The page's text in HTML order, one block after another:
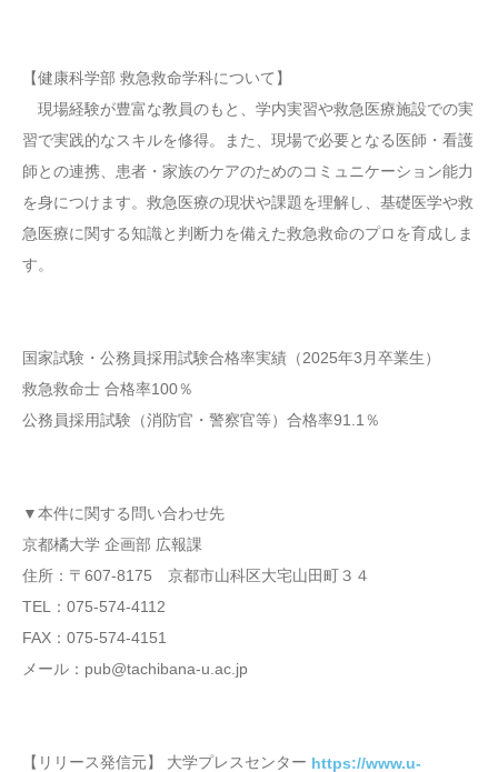
【健康科学部 救急救命学科について】
現場経験が豊富な教員のもと、学内実習や救急医療施設での実
習で実践的なスキルを修得。また、現場で必要となる医師・看護
師との連携、患者・家族のケアのためのコミュニケーション能力
を身につけます。救急医療の現状や課題を理解し、基礎医学や救
急医療に関する知識と判断力を備えた救急救命のプロを育成しま
す。
国家試験・公務員採用試験合格率実績（2025年3月卒業生）
救急救命士 合格率100％
公務員採用試験（消防官・警察官等）合格率91.1％
▼本件に関する問い合わせ先
京都橘大学 企画部 広報課
住所：〒607-8175 京都市山科区大宅山田町３４
TEL：075-574-4112
FAX：075-574-4151
メール：pub@tachibana-u.ac.jp
【リリース発信元】 大学プレスセンター https://www.u-